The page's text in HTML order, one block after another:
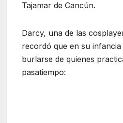
Tajamar de Cancún.
Darcy, una de las
recordó que en su
burlarse de quienes
pasatiempo: